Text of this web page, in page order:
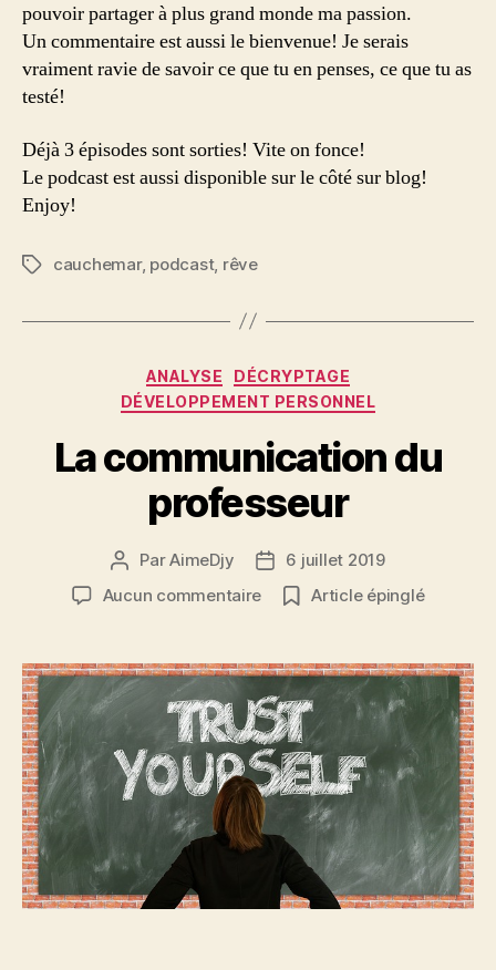
pouvoir partager à plus grand monde ma passion.
Un commentaire est aussi le bienvenue! Je serais
vraiment ravie de savoir ce que tu en penses, ce que tu as
testé!
Déjà 3 épisodes sont sorties! Vite on fonce!
Le podcast est aussi disponible sur le côté sur blog!
Enjoy!
Étiquettes
cauchemar, podcast, rêve
Catégories
ANALYSE
DÉCRYPTAGE
DÉVELOPPEMENT PERSONNEL
La communication du
professeur
Auteur
ParAimeDjy
Date
de
l’article
6 juillet 2019
Aucun commentairesur
du
professeur
Article épinglé